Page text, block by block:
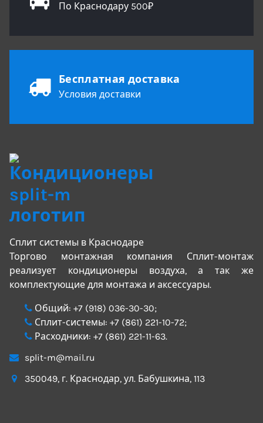
По Краснодару 500₽
Бесплатная доставка
Условия доставки
Сплит системы в Краснодаре
Торгово монтажная компания Сплит-монтаж
реализует кондиционеры воздуха, а так же
комплектующие для монтажа и аксессуары.
Общий: +7 (918) 036-30-30;
Сплит-системы: +7 (861) 221-10-72;
Расходники: +7 (861) 221-11-63.
split-m@mail.ru
350049, г. Краснодар, ул. Бабушкина, 113